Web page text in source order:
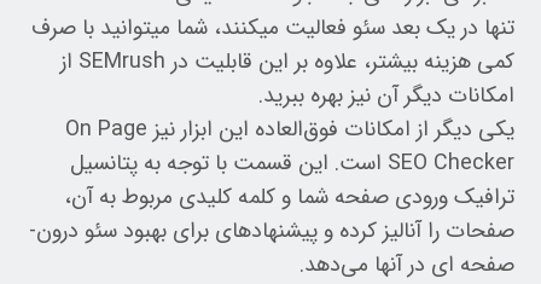
تنها در یک بعد سئو فعالیت میکنند، شما میتوانید با صرف
کمی هزینه بیشتر، علاوه بر این قابلیت در SEMrush از
امکانات دیگر آن نیز بهره ببرید.
یکی دیگر از امکانات فوق‌العاده این ابزار نیز On Page
SEO Checker است. این قسمت با توجه به پتانسیل
ترافیک ورودی صفحه شما و کلمه کلیدی مربوط به آن،
صفحات را آنالیز کرده و پیشنهادهای برای بهبود سئو درون-
صفحه ای در آنها می‌دهد.